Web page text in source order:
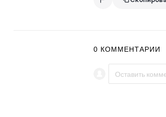
0 КОММЕНТАРИИ